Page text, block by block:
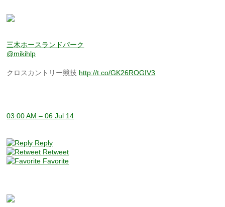
三木ホースランドパーク
@mikihlp
クロスカントリー競技 http://t.co/GK26ROGIV3
03:00 AM – 06 Jul 14
Reply
Retweet
Favorite